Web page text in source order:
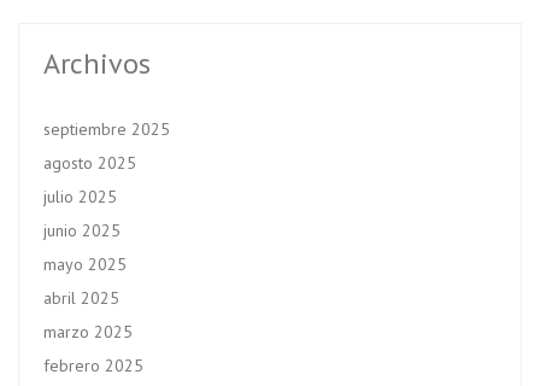
Archivos
septiembre 2025
agosto 2025
julio 2025
junio 2025
mayo 2025
abril 2025
marzo 2025
febrero 2025